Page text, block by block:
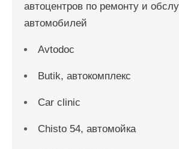
автоцентров по ремонту и
автомобилей
Avtodoc
Butik, автокомплекс
Car clinic
Chisto 54, автомойка